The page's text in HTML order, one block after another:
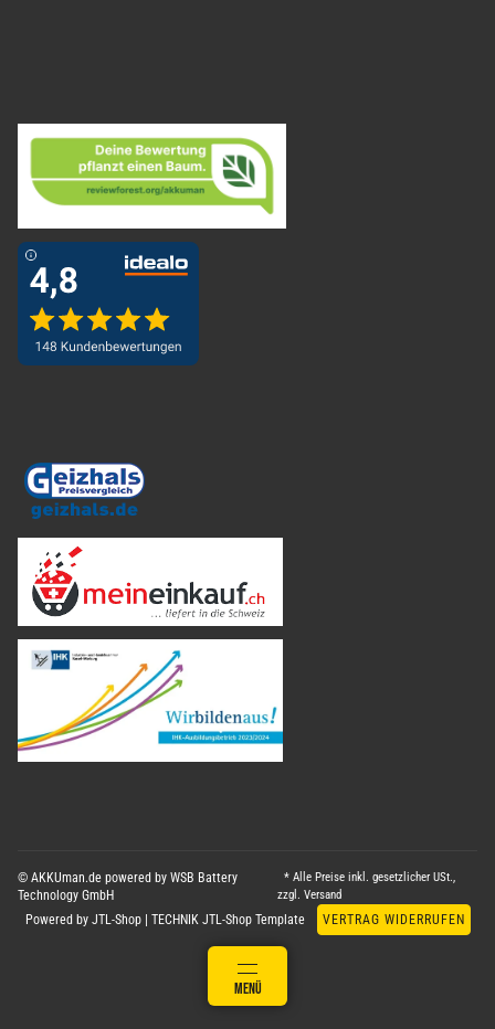
© AKKUman.de powered by WSB Battery
Technology GmbH
* Alle Preise inkl. gesetzlicher USt.,
zzgl.Versand
Powered by JTL-Shop TECHNIK JTL-Shop Template VERTRAG WIDERRUFEN
MENÜ